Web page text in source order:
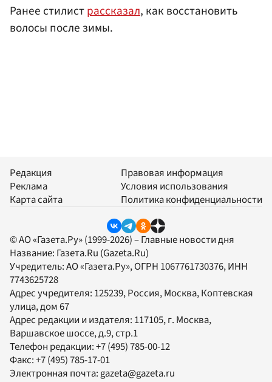
Ранее стилистрассказал, как восстановить
волосы после зимы.
Редакция
Реклама
Карта сайта
Правовая информация
Условия использования
Политика конфиденциальности
© АО «Газета.Ру» (1999-2026) – Главные новости дня
Название: Газета.Ru (Gazeta.Ru)
Учредитель:АО «Газета.Ру», ОГРН 1067761730376, ИНН
7743625728
Адрес учредителя: 125239, Россия, Москва, Коптевская
улица, дом 67
Адрес редакции и издателя: 117105, г. Москва,
Варшавское шоссе, д.9, стр.1
Телефон редакции:+7 (495) 785-00-12
Факс:+7 (495) 785-17-01
Электронная почта:gazeta@gazeta.ru